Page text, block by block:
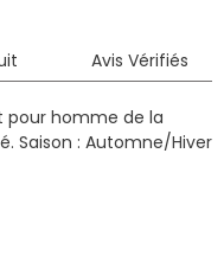
Avis Vérifiés
pour homme de la
Saison : Automne/Hiver